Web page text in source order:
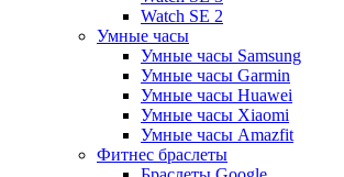
Watch SE 2
Умные часы
Умные часы Samsung
Умные часы Garmin
Умные часы Huawei
Умные часы Xiaomi
Умные часы Amazfit
Фитнес браслеты